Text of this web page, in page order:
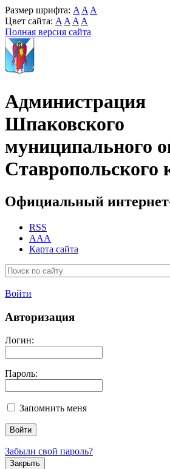
Размер шрифта: A A A
Цвет сайта: A A A A
Полная версия сайта
Администрация
Шпаковского
муниципального
Ставропольского
Официальный
RSS
AAA
Карта сайта
Войти
Авторизация
Логин:
Пароль:
Запомнить меня
Забыли свой пароль?
Закрыть